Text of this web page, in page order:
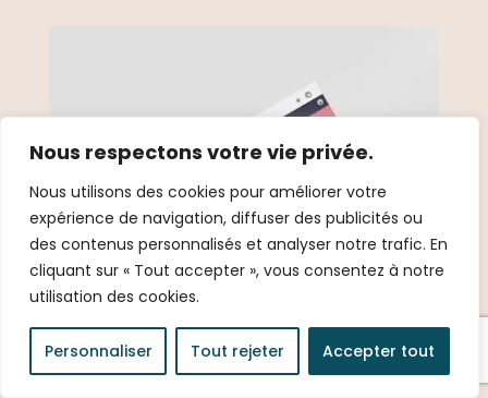
Nous respectons votre vie privée.
Nous utilisons des cookies pour améliorer votre
expérience de navigation, diffuser des publicités ou
des contenus personnalisés et analyser notre trafic. En
cliquant sur « Tout accepter », vous consentez à notre
utilisation des cookies.
Personnaliser Tout rejeter Accepter tout